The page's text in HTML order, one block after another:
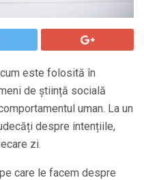
este folosită în
de știință socială
uman. La un
despre intențiile,
zi.
care le facem despre